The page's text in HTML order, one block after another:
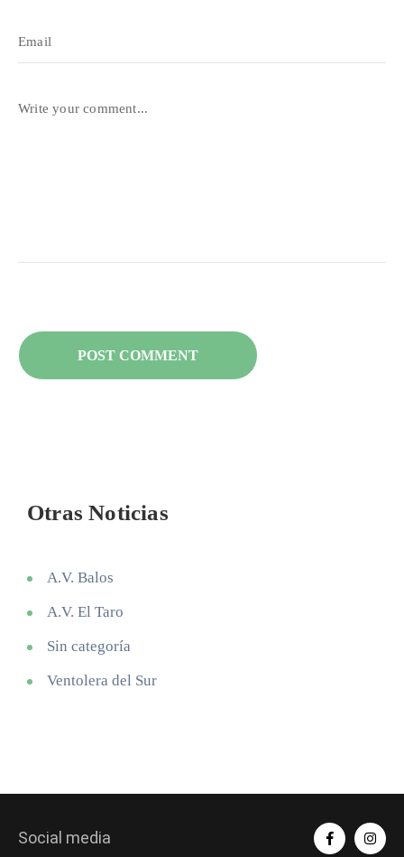
Otras Noticias
A.V. Balos
A.V. El Taro
Sin categoría
Ventolera del Sur
Social media